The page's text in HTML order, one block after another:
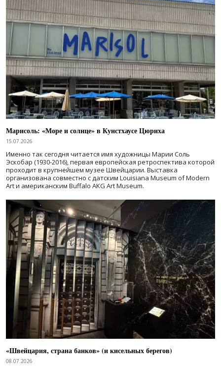
Марисоль: «Море и солнце» в Кунстхаусе Цюриха
15.07.2026
Именно так сегодня читается имя художницы Марии Соль
Эскобар (1930-2016), первая европейская ретроспектива которой
проходит в крупнейшем музее Швейцарии. Выставка
организована совместно с датским Louisiana Museum of Modern
Art и американским Buffalo AKG Art Museum.
«Швейцария, страна банков» (и кисельных берегов)
08.07.2026